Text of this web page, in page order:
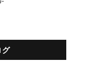
グ